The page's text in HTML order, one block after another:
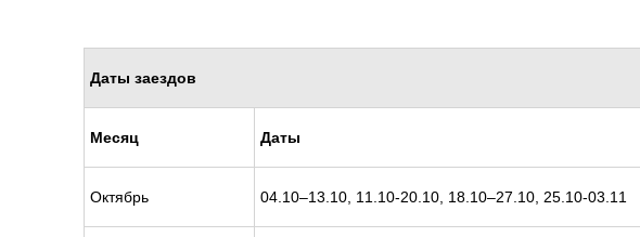
Даты заездов
Месяц Даты
Октябрь 04.10–13.10, 11.10-20.10, 18.10–27.10, 25.10-03.11